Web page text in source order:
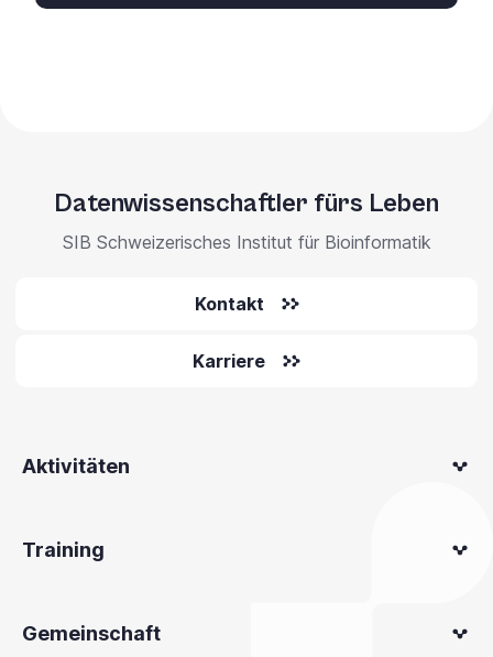
Datenwissenschaftler fürs Leben
SIB Schweizerisches Institut für Bioinformatik
Kontakt
Karriere
Aktivitäten
Training
Gemeinschaft